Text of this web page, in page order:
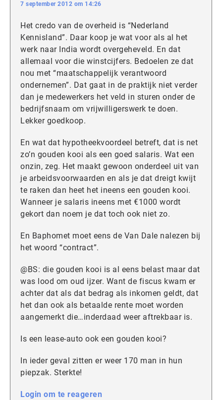
7 september 2012 om 14:26
Het credo van de overheid is “Nederland
Kennisland”. Daar koop je wat voor als al het
werk naar India wordt overgeheveld. En dat
allemaal voor die winstcijfers. Bedoelen ze dat
nou met “maatschappelijk verantwoord
ondernemen”. Dat gaat in de praktijk niet verder
dan je medewerkers het veld in sturen onder de
bedrijfsnaam om vrijwilligerswerk te doen.
Lekker goedkoop.
En wat dat hypotheekvoordeel betreft, dat is net
zo’n gouden kooi als een goed salaris. Wat een
onzin, zeg. Het maakt gewoon onderdeel uit van
je arbeidsvoorwaarden en als je dat dreigt kwijt
te raken dan heet het ineens een gouden kooi.
Wanneer je salaris ineens met €1000 wordt
gekort dan noem je dat toch ook niet zo.
En Baphomet moet eens de Van Dale nalezen bij
het woord “contract”.
@BS: die gouden kooi is al eens belast maar dat
was lood om oud ijzer. Want de fiscus kwam er
achter dat als dat bedrag als inkomen geldt, dat
het dan ook als betaalde rente moet worden
aangemerkt die…inderdaad weer aftrekbaar is.
Is een lease-auto ook een gouden kooi?
In ieder geval zitten er weer 170 man in hun
piepzak. Sterkte!
Login om te reageren